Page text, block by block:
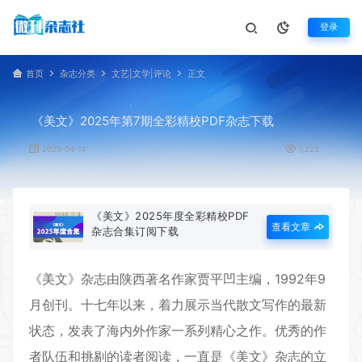
登录
首页 杂志分类 文艺|文学|评论 正文
《美文》2025年第7期全彩精校PDF杂志下载
2025-04-14 1,223
《美文》2025年度全彩精校PDF
杂志合集订阅下载
查看文章
《美文》杂志由陕西著名作家贾平凹主编，1992年9
月创刊。十七年以来，着力展示当代散文写作的最新
状态，发表了海内外作家一系列精心之作。优秀的作
者队伍和挑剔的读者阅读，一直是《美文》杂志的立